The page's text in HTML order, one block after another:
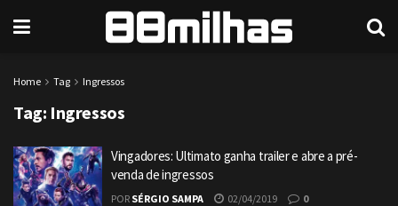
Home Tag Ingressos
Tag: Ingressos
Vingadores: Ultimato ganha trailer e abre a pré-
venda de ingressos
POR SÉRGIO SAMPA 02/04/2019 0